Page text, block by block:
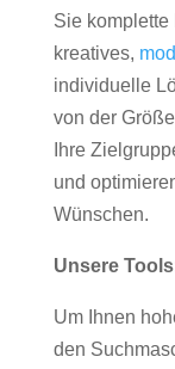
Sie komplette
kreatives,
individuelle
von der
Ihre
und
Wünschen.
Unsere
Um Ihnen
den